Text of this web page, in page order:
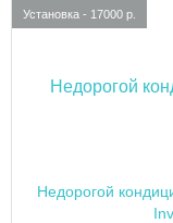
Недорогой
Установка - 17000 р.